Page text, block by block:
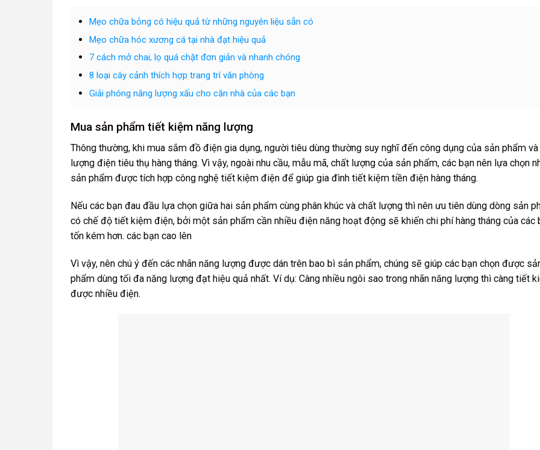
Mẹo chữa bỏng có hiệu quả từ những nguyên liệu sẵn có
Mẹo chữa hóc xương cá tại nhà đạt hiệu quả
7 cách mở chai, lọ quá chặt đơn giản và nhanh chóng
8 loại cây cảnh thích hợp trang trí văn phòng
Giải phóng năng lượng xấu cho căn nhà của các bạn
Mua sản phẩm tiết kiệm năng lượng
Thông thường, khi mua sắm đồ điện gia dụng, người tiêu dùng thường suy nghĩ đến công dụng của sản phẩm và
lượng điện tiêu thụ hàng tháng. Vì vậy, ngoài nhu cầu, mẫu mã, chất lượng của sản phẩm, các bạn nên lựa chọn
sản phẩm được tích hợp công nghệ tiết kiệm điện để giúp gia đình tiết kiệm tiền điện hàng tháng.
Nếu các bạn đau đầu lựa chọn giữa hai sản phẩm cùng phân khúc và chất lượng thì nên ưu tiên dùng dòng sản
có chế độ tiết kiệm điện, bởi một sản phẩm cần nhiều điện năng hoạt động sẽ khiến chi phí hàng tháng của các
tốn kém hơn. các bạn cao lên
Vì vậy, nên chú ý đến các nhãn năng lượng được dán trên bao bì sản phẩm, chúng sẽ giúp các bạn chọn được
phẩm dùng tối đa năng lượng đạt hiệu quả nhất. Ví dụ: Càng nhiều ngôi sao trong nhãn năng lượng thì càng tiết
được nhiều điện.